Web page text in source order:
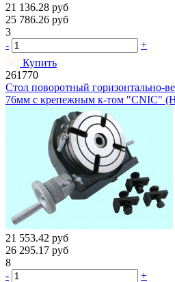
21 136.28 руб
25 786.26 руб
3
-
+
Купить
261770
Стол поворотный горизонтально-
76мм с крепежным к-том "CNIC"
21 553.42 руб
26 295.17 руб
8
-
+